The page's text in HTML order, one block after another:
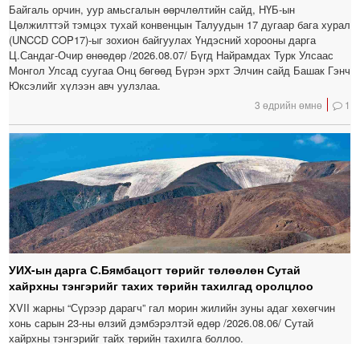
Байгаль орчин, уур амьсгалын өөрчлөлтийн сайд, НҮБ-ын
Цөлжилттэй тэмцэх тухай конвенцын Талуудын 17 дугаар бага хурал
(UNCCD COP17)-ыг зохион байгуулах Үндэсний хорооны дарга
Ц.Сандаг-Очир өнөөдөр /2026.08.07/ Бүгд Найрамдах Турк Улсаас
Монгол Улсад суугаа Онц бөгөөд Бүрэн эрхт Элчин сайд Башак Гэнч
Юксэлийг хүлээн авч уулзлаа.
3 өдрийн өмнө 1
УИХ-ын дарга С.Бямбацогт төрийг төлөөлөн Сутай
хайрхны тэнгэрийг тахих төрийн тахилгад оролцлоо
XVII жарны “Сүрээр дарагч” гал морин жилийн зуны адаг хөхөгчин
хонь сарын 23-ны өлзий дэмбэрэлтэй өдөр /2026.08.06/ Сутай
хайрхны тэнгэрийг тайх төрийн тахилга боллоо.